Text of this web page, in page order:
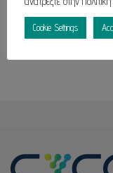
Cookie Settings